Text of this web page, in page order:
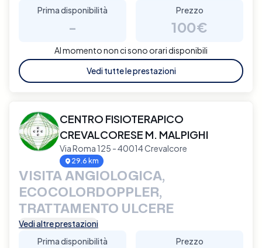
Prima disponibilità
-
Prezzo
100€
Al momento non ci sono orari disponibili
Vedi tutte le prestazioni
CENTRO FISIOTERAPICO
CREVALCORESE M. MALPIGHI
Via Roma 125 - 40014 Crevalcore
29.6 km
VISITA ANGIOLOGICA,
ECOCOLORDOPPLER,
TRATTAMENTO ULCERE
Vedi altre prestazioni
Prima disponibilità
Prezzo